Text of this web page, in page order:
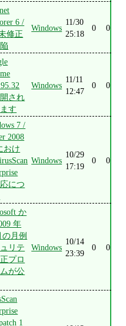
6 /
修正
Windows
11/30
25:18
0 0
され
す
Windows
11/11
12:47
0 0
7 /
2008
おけ
につ
Windows
10/29
17:19
0 0
か
年
の月例
リテ
プロ
が公
Windows
10/14
23:39
0 0
1